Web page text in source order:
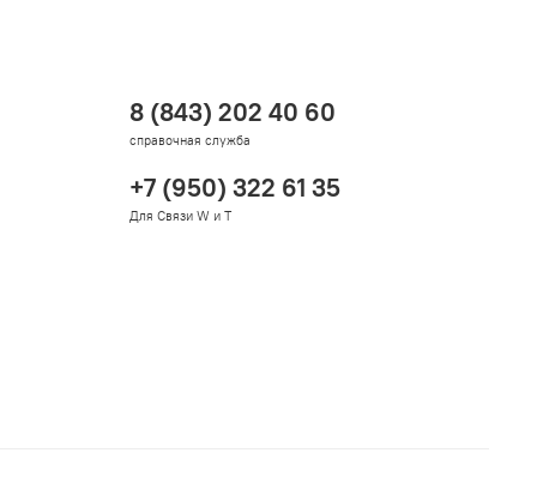
8 (843) 202 40 60
справочная служба
+7 (950) 322 61 35
Для Связи W и T